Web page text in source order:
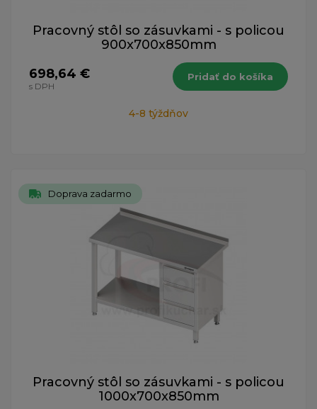
Pracovný stôl so zásuvkami - s policou
900x700x850mm
698,64 €
s DPH
Pridať do košíka
4-8 týždňov
Doprava zadarmo
Pracovný stôl so zásuvkami - s policou
1000x700x850mm